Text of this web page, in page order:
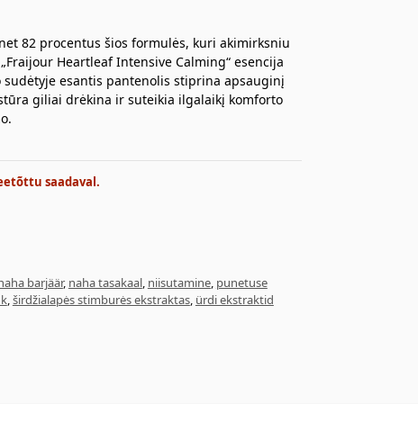
82 procentus šios formulės, kuri akimirksniu
Heartleaf Intensive Calming“ esencija
esantis pantenolis stiprina apsauginį
giliai drėkina ir suteikia ilgalaikį komforto
saadaval.
barjäär, naha tasakaal, niisutamine, punetuse
,širdžialapės stimburės ekstraktas, ürdi ekstraktid